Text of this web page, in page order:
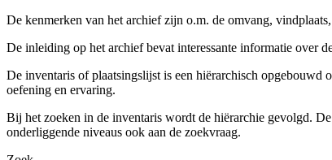
De kenmerken van het archief zijn o.m. de omvang,
De inleiding op het archief bevat interessante informatie over
De inventaris of plaatsingslijst is een hiërarchisch opgebouwd
oefening en ervaring.
Bij het zoeken in de inventaris wordt de hiërarchie gevolgd.
onderliggende niveaus ook aan de zoekvraag.